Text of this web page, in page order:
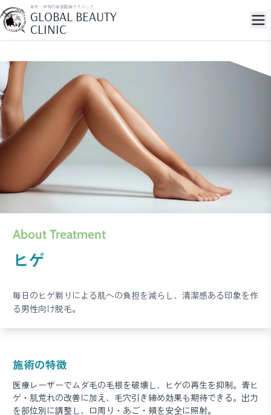
東京・麻布の美容医療クリニック
GLOBAL BEAUTY
CLINIC
About Treatment
ヒゲ
毎日のヒゲ剃りによる肌への負担を減らし、清潔感ある印象を作
る男性向け脱毛。
施術の特徴
医療レーザーでムダ毛の毛根を破壊し、ヒゲの再生を抑制。青ヒ
ゲ・肌荒れの改善に加え、毛穴引き締め効果も期待できる。出力
を部位別に調整し、口周り・あご・頬を安全に照射。